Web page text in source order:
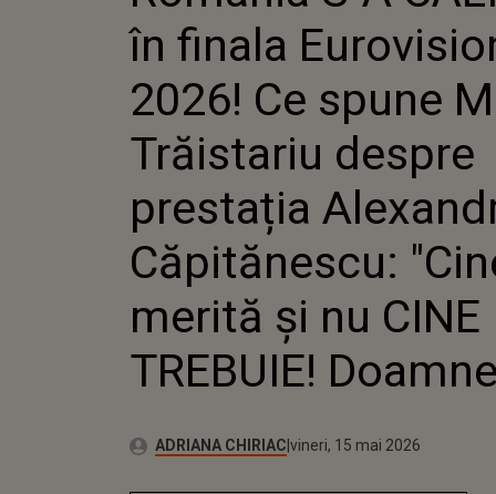
SPUNE
MERITĂ
în finala
2026! Ce spune
Trăistariu despre
prestația
Căpitănescu:
merită și nu CINE
TREBUIE!
Autor:ADRIANA CHIRIAC Publicat:
vineri, 15 mai 2026